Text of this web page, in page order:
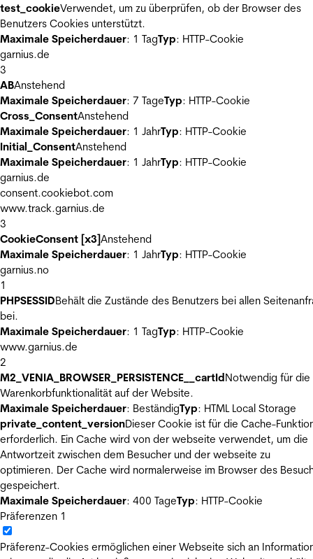
test_cookieVerwendet, um zu überprüfen, ob der Browser des
Benutzers Cookies unterstützt.
Maximale Speicherdauer: 1 TagTyp: HTTP-Cookie
garnius.de
3
ABAnstehend
Maximale Speicherdauer: 7 TageTyp: HTTP-Cookie
Cross_ConsentAnstehend
Maximale Speicherdauer: 1 JahrTyp: HTTP-Cookie
Initial_ConsentAnstehend
Maximale Speicherdauer: 1 JahrTyp: HTTP-Cookie
garnius.de
consent.cookiebot.com
www.track.garnius.de
3
CookieConsent [x3]Anstehend
Maximale Speicherdauer: 1 JahrTyp: HTTP-Cookie
garnius.no
1
PHPSESSIDBehält die Zustände des Benutzers bei allen
bei.
Maximale Speicherdauer: 1 TagTyp: HTTP-Cookie
www.garnius.de
2
M2_VENIA_BROWSER_PERSISTENCE__cartIdNotwendig für die
Warenkorbfunktionalität auf der Website.
Maximale Speicherdauer: BeständigTyp: HTML Local Storage
private_content_versionDieser Cookie ist für die Cache-
erforderlich. Ein Cache wird von der webseite verwendet, um die
Antwortzeit zwischen dem Besucher und der webseite zu
optimieren. Der Cache wird normalerweise im Browser des
gespeichert.
Maximale Speicherdauer: 400 TageTyp: HTTP-Cookie
Präferenzen 1
Präferenz-Cookies ermöglichen einer Webseite sich an